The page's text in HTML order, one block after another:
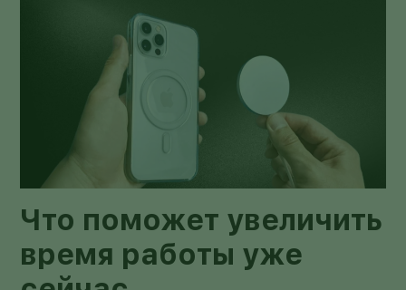
Что поможет увеличить
время работы уже